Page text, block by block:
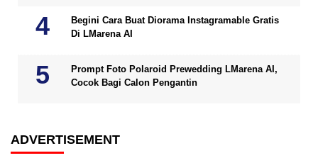
Begini Cara Buat Diorama Instagramable Gratis
Di LMarena AI
Prompt Foto Polaroid Prewedding LMarena AI,
Cocok Bagi Calon Pengantin
ADVERTISEMENT